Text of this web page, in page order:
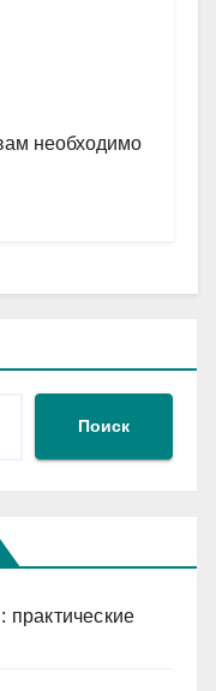
и необходимо
Поиск
практические